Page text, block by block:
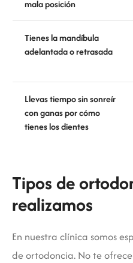
mala posición
Tienes la mandíbula
adelantada o retrasada
Llevas tiempo sin sonreír
con ganas por cómo
tienes los dientes
Tipos de
realizamos
En nuestra clínica somos
de ortodoncia. No te